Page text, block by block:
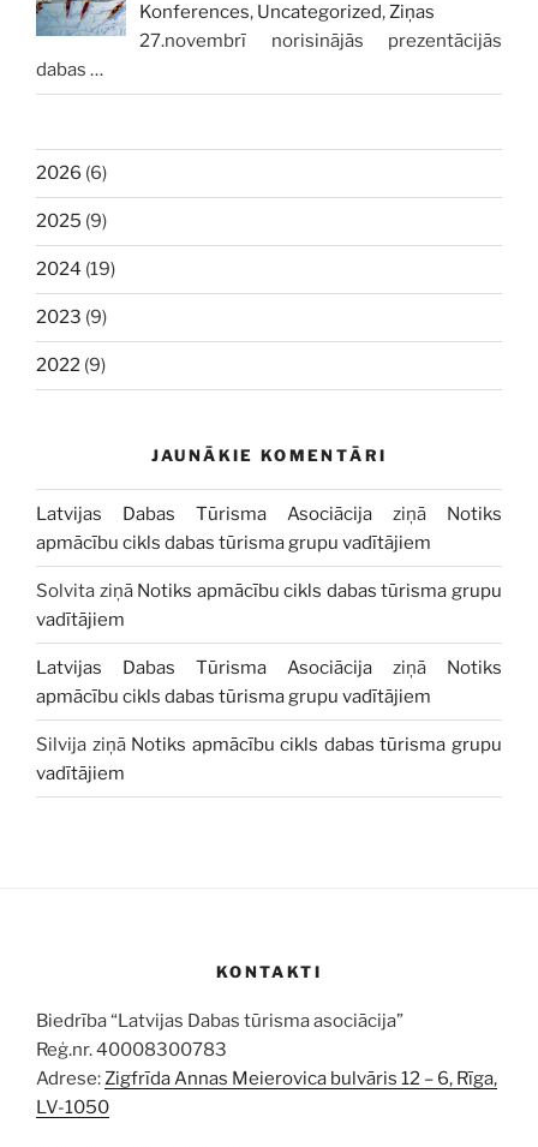
Konferences, Uncategorized,Ziņas
27.novembrī norisinājās prezentācijās
dabas …
2026 (6)
2025 (9)
2024 (19)
2023 (9)
2022 (9)
JAUNĀKIE KOMENTĀRI
Latvijas Dabas Tūrisma Asociācija ziņā Notiks
apmācību cikls dabas tūrisma grupu vadītājiem
Solvita ziņā Notiks apmācību cikls dabas tūrisma grupu
vadītājiem
Latvijas Dabas Tūrisma Asociācija ziņā Notiks
apmācību cikls dabas tūrisma grupu vadītājiem
Silvija ziņā Notiks apmācību cikls dabas tūrisma grupu
vadītājiem
KONTAKTI
Biedrība “Latvijas Dabas tūrisma asociācija”
Reģ.nr. 40008300783
Adrese:Zigfrīda Annas Meierovica bulvāris 12 – 6, Rīga,
LV-1050